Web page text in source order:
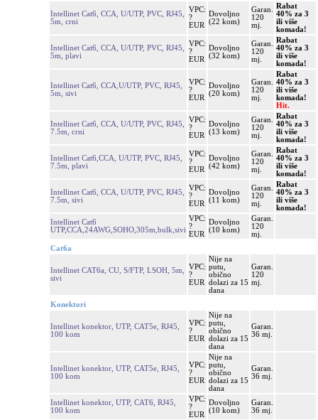
Intellinet Cat6, CCA, U/UTP, PVC, RJ45,
5m, crni
VPC:
?
EUR
Dovoljno
(22 kom)
Garan.
120
mj.
Rabat
40% za 3
ili više
komada!
Intellinet Cat6, CCA, U/UTP, PVC, RJ45,
5m, plavi
VPC:
?
EUR
Dovoljno
(32 kom)
Garan.
120
mj.
Rabat
40% za 3
ili više
komada!
Intellinet Cat6, CCA,U/UTP, PVC, RJ45,
5m, sivi
VPC:
?
EUR
Dovoljno
(20 kom)
Garan.
120
mj.
Rabat
40% za 3
ili više
komada!
Hit.
Intellinet Cat6, CCA, U/UTP, PVC, RJ45,
7.5m, crni
VPC:
?
EUR
Dovoljno
(13 kom)
Garan.
120
mj.
Rabat
40% za 3
ili više
komada!
Intellinet Cat6,CCA, U/UTP, PVC, RJ45,
7.5m, plavi
VPC:
?
EUR
Dovoljno
(42 kom)
Garan.
120
mj.
Rabat
40% za 3
ili više
komada!
Intellinet Cat6, CCA, U/UTP, PVC, RJ45,
7.5m, sivi
VPC:
?
EUR
Dovoljno
(11 kom)
Garan.
120
mj.
Rabat
40% za 3
ili više
komada!
Intellinet Cat6
UTP,CCA,24AWG,SOHO,305m,bulk,sivi
VPC:
?
EUR
Dovoljno
(10 kom)
Garan.
120
mj.
Cat6a
Intellinet CAT6a, CU, S/FTP, LSOH, 5m,
sivi
VPC:
?
EUR
Nije na
putu,
obično
dolazi za 15
dana
Garan.
120
mj.
Konektori
Intellinet konektor, UTP, CAT5e, RJ45,
100 kom
VPC:
?
EUR
Nije na
putu,
obično
dolazi za 15
dana
Garan.
36 mj.
Intellinet konektor, UTP, CAT5e, RJ45,
100 kom
VPC:
?
EUR
Nije na
putu,
obično
dolazi za 15
dana
Garan.
36 mj.
Intellinet konektor, UTP, CAT6, RJ45,
100 kom
VPC:
?
EUR
Dovoljno
(10 kom)
Garan.
36 mj.